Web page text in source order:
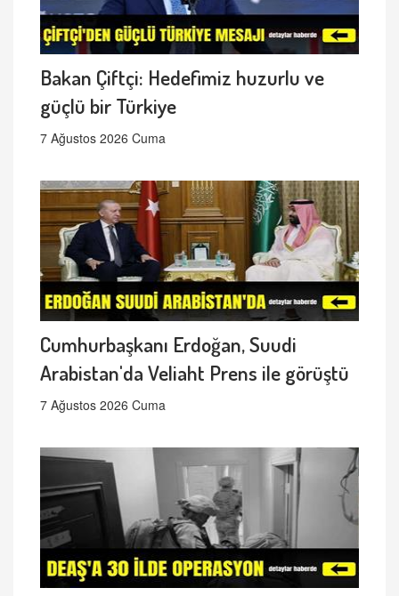
Bakan Çiftçi: Hedefimiz huzurlu ve
güçlü bir Türkiye
7 Ağustos 2026 Cuma
Cumhurbaşkanı Erdoğan, Suudi
Arabistan'da Veliaht Prens ile görüştü
7 Ağustos 2026 Cuma